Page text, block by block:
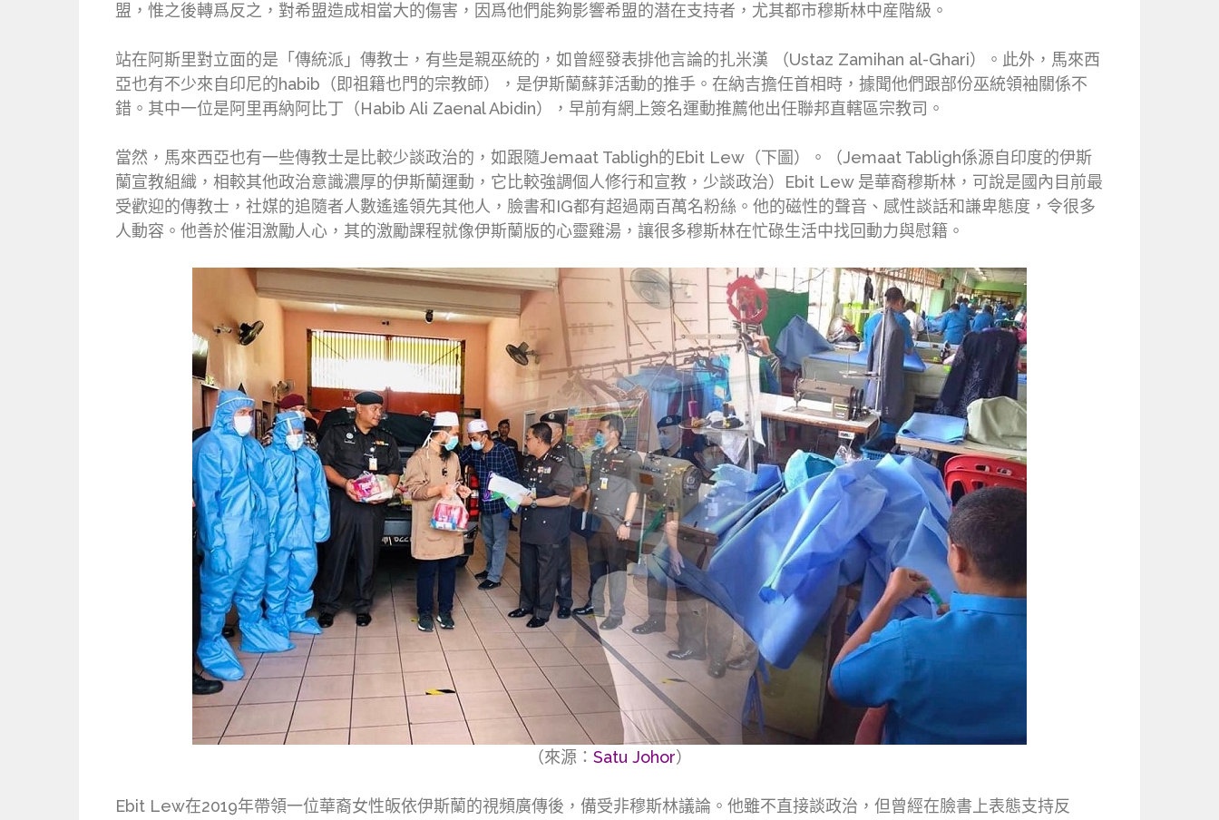
盟，惟之後轉爲反之，對希盟造成相當大的傷害，因爲他們能夠影響希盟的潜在支持者，尤其都市穆斯林中産階級。
站在阿斯里對立面的是「傳統派」傳教士，有些是親巫統的，如曾經發表排他言論的扎米漢 （Ustaz Zamihan al-Ghari）。此外，馬來西
亞也有不少來自印尼的habib（即祖籍也門的宗教師），是伊斯蘭蘇菲活動的推手。在納吉擔任首相時，據聞他們跟部份巫統領袖關係不
錯。其中一位是阿里再納阿比丁（Habib Ali Zaenal Abidin），早前有網上簽名運動推薦他出任聯邦直轄區宗教司。
當然，馬來西亞也有一些傳教士是比較少談政治的，如跟隨Jemaat Tabligh的Ebit Lew（下圖）。（Jemaat Tabligh係源自印度的伊斯
蘭宣教組織，相較其他政治意識濃厚的伊斯蘭運動，它比較強調個人修行和宣教，少談政治）Ebit Lew 是華裔穆斯林，可說是國內目前最
受歡迎的傳教士，社媒的追隨者人數遙遙領先其他人，臉書和IG都有超過兩百萬名粉絲。他的磁性的聲音、感性談話和謙卑態度，令很多
人動容。他善於催泪激勵人心，其的激勵課程就像伊斯蘭版的心靈雞湯，讓很多穆斯林在忙碌生活中找回動力與慰籍。
（來源： Satu Johor）
Ebit Lew在2019年帶領一位華裔女性皈依伊斯蘭的視頻廣傳後，備受非穆斯林議論。他雖不直接談政治，但曾經在臉書上表態支持反